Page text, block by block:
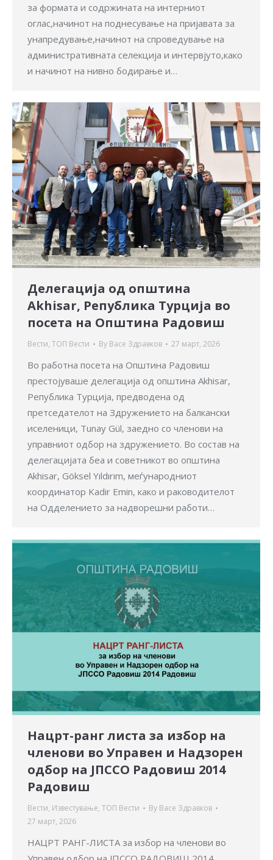
за формата и содржината на интерниот
оглас,начинот на поднесување на пријавата за
унапредување,начинот на спроведување на
административната селекција и интервјуто,како
и начинот на нивно бодирање и…
Делегација од општина
Akhisar, Република Турција во
посета на Општина Радовиш
Вести, ТОП Вести By Васе Здравков 27 март, 2026
Во работна посета на Општина Радовиш
престојуваше делегација од општина Akhisar,
Република Турција, предводена од
претседателот на Здружението на балкански
иселеници, Tunay Gül, заедно со членови на
управниот одбор на здружението. Во состав на
делегацијата беа и советникот во општина
Akhisar, Göksel Yıldırım, меѓународниот
координатор Kadir Emin, како и раководителот
на Одделението за надворешни работи…
Нацрт-ранг листа за избор на
членови во Управен и Надзорен
одбор на ЈПССО Радовиш 2014
Радовиш
Вести, Известување, ТОП Вести By Васе Здравков
27 март, 2026
НАЦРТ РАНГ-ЛИСТА за избор на членови во